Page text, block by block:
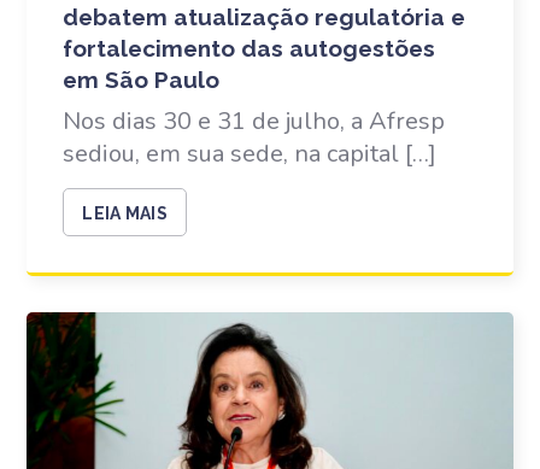
debatem atualização regulatória e
fortalecimento das autogestões
em São Paulo
Nos dias 30 e 31 de julho, a Afresp
sediou, em sua sede, na capital […]
LEIA MAIS